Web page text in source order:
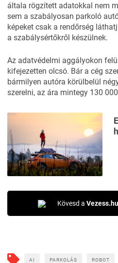
általa rögzített adatokkal nem
sem a szabályosan parkoló
képeket csak a rendőrség
a szabálysértőkről készülnek.
Az adatvédelmi aggályokon
kifejezetten olcsó. Bár a cég
bármilyen autóra körülbelül
szerelni, az ára mintegy 130
Kövesd a Vezess.hu
AI PARKOLÁS ROBOT